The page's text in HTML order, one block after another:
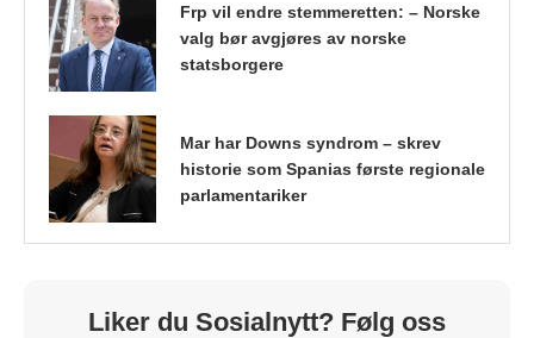
Frp vil endre stemmeretten: – Norske
valg bør avgjøres av norske
statsborgere
Mar har Downs syndrom – skrev
historie som Spanias første regionale
parlamentariker
Liker du Sosialnytt? Følg oss